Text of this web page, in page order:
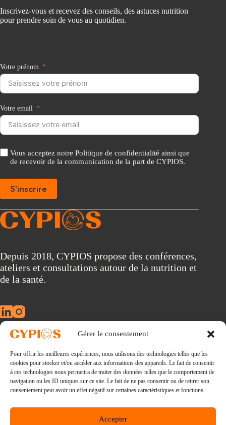
Gérer le consentement
Pour offrir les meilleures expériences, nous utilisons des technologies telles que les
cookies pour stocker et/ou accéder aux informations des appareils. Le fait de consentir
à ces technologies nous permettra de traiter des données telles que le comportement de
navigation ou les ID uniques sur ce site. Le fait de ne pas consentir ou de retirer son
consentement peut avoir un effet négatif sur certaines caractéristiques et fonctions.
Accepter
Inscrivez-vous et recevez des conseils, des astuces nutrition
pour prendre soin de vous au quotidien.
Votre prénom
Votre email
Vous acceptez notre Politique de confidentialité ainsi que
de recevoir de la communication de la part de CYPIOS.
S'inscrire
A
l
n
a
t
e
:
Depuis 2018, CYPIOS propose des conférences,
ateliers et consultations autour de la nutrition et
de la santé.
Conférences
Consultations
La nouvelle révolution alimentaire
Ebooks
Blog